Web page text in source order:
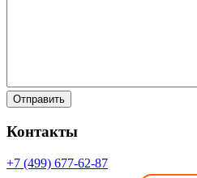
Контакты
+7 (499) 677-62-87